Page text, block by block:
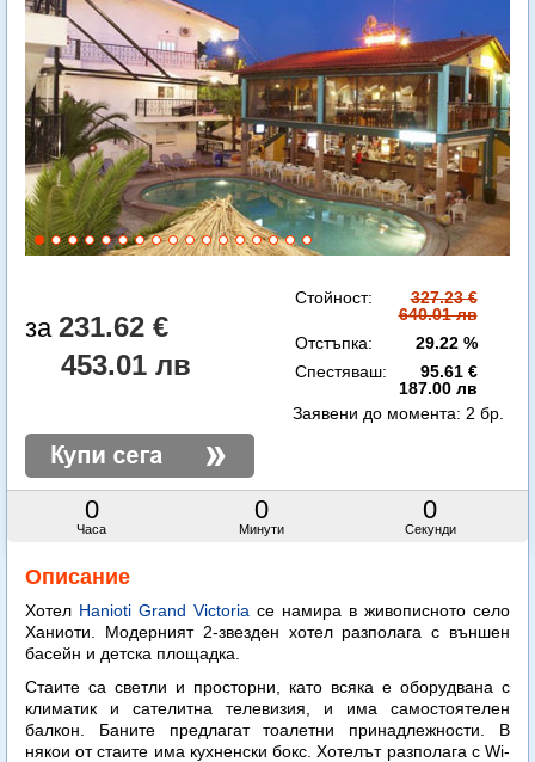
231.62 €
453.01 лв
Стойност:
327.23 €
640.01 лв
Отстъпка:
29.22 %
Спестяваш:
95.61 €
187.00 лв
0
Часа
0
Минути
0
Секунди
Заявени до момента: 2 бр.
Описание
Хотел Hanioti Grand Victoria се намира в живописното село
Ханиоти. Модерният 2-звезден хотел разполага с външен
басейн и детска площадка.
Стаите са светли и просторни, като всяка е оборудвана с
климатик и сателитна телевизия, и има самостоятелен
балкон. Баните предлагат тоалетни принадлежности. В
някои от стаите има кухненски бокс. Хотелът разполага с Wi-